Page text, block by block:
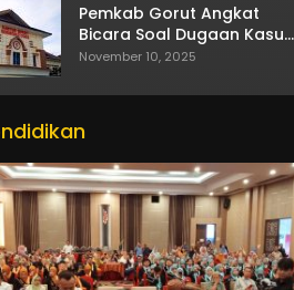
Pemkab Gorut Angkat
Bicara Soal Dugaan Kasus
Asusila Oknum ASN
November 10, 2025